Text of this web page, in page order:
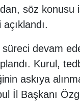
söz
süreci devam
Kurul,
askıya
İl Başkanı